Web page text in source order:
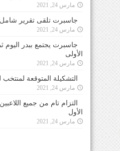
مارس 24, 2021
جاسبرت تلقى تقرير
مارس 24, 2021
جاسبرت يجتمع ببدر اليوم
الأولى
مارس 24, 2021
التشكيلة المتوقعة
مارس 24, 2021
التزام تام من جميع
الأول
مارس 24, 2021